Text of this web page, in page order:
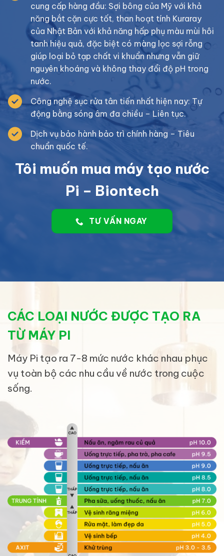
cung cấp hàng đầu: Sợi bông của Mỹ với khả
năng bắt cặn cực tốt, than hoạt tính Kuraray
của Nhật Bản với khả năng hấp phụ màu mùi hôi
tanh hiệu quả, đặc biệt có màng lọc sợi rỗng
giúp loại bỏ tạp chất vi khuẩn nhưng vẫn giữ
nguyên khoáng và không thay đổi độ pH trong
nước.
Công nghệ sục rửa tân tiến nhất hiện nay: Tự
động bằng sóng âm đa chiều – Liên tục.
Dịch vụ bảo hành bảo trì chính hàng – Tiêu
chuẩn quốc tế.
Tôi muốn mua máy tạo nước
Pi – Biontech
TƯ VẤN NGAY
CÁC LOẠI NƯỚC ĐƯỢC TẠO RA
TỪ MÁY PI
Máy Pi tạo ra 7-8 mức nước khác nhau phục
vụ toàn bộ các nhu cầu về nước trong cuộc
sống.